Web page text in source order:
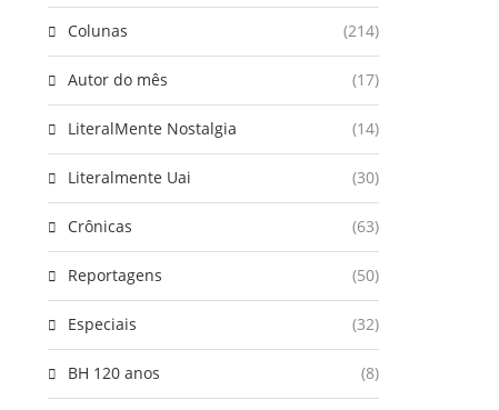
Colunas (214)
Autor do mês (17)
LiteralMente Nostalgia (14)
Literalmente Uai (30)
Crônicas (63)
Reportagens (50)
Especiais (32)
BH 120 anos (8)